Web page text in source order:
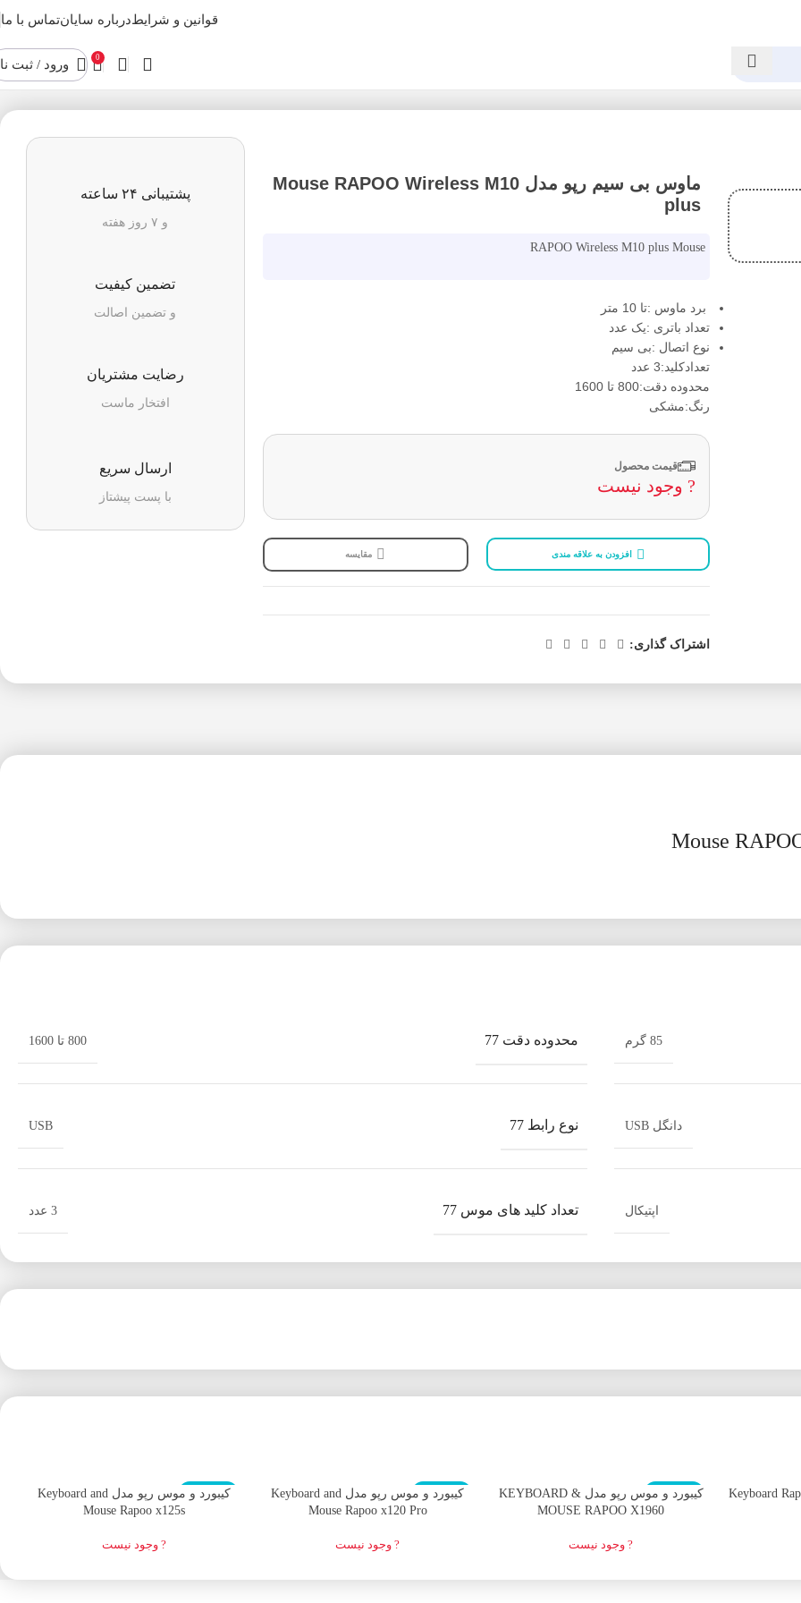
قوانین و شرایطدرباره سایانتماس با ما
0 ورود / ثبت
ماوس بی سیم رپو مدل Mouse RAPOO Wireless M10
plus
RAPOO Wireless M10 plus Mouse
برد ماوس :تا 10 متر
تعداد باتری :یک عدد
نوع اتصال :بی سیم
تعدادکلید:3 عدد
محدوده دقت:800 تا 1600
رنگ:مشکی
قیمت محصول
? وجود نیست
افزودن به علاقه مندی مقایسه
اشتراک گذاری:
پشتیبانی ۲۴ ساعته
و ۷ روز هفته
تضمین کیفیت
و تضمین اصالت
رضایت مشتریان
افتخار ماست
ارسال سریع
با پست پیشتاز
85 گرم محدوده دقت 77 800 تا 1600
دانگل USB نوع رابط 77 USB
اپتیکال تعداد کلید های موس 77 3 عدد
اتمام موجودی
کیبورد و موس رپو مدل KEYBOARD &
MOUSE RAPOO X1960
? وجود نیست
اتمام موجودی
کیبورد و موس رپو مدل Keyboard and
Mouse Rapoo x120 Pro
? وجود نیست
اتمام موجودی
کیبورد و موس رپو مدل Keyboard and
Mouse Rapoo x125s
? وجود نیست